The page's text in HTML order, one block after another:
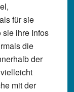
für sie
ihre Infos
die
der
mit der